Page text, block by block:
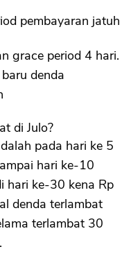
pembayaran jatuh
denda
di Julo?
hari ke-10
hari ke-30 kena Rp
denda terlambat
terlambat 30